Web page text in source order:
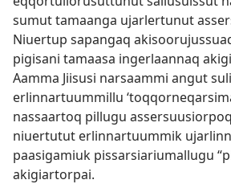
sumut tamaanga ujarlertunut
Niuertup sapangaq
pigisani tamaasa ingerlaannaq
Aamma Jiisusi narsaammi angut
erlinnartuummillu
nassaartoq pillugu
niuertutut erlinnartuummik
paasigamiuk pissarsiariumallugu
akigiartorpai.